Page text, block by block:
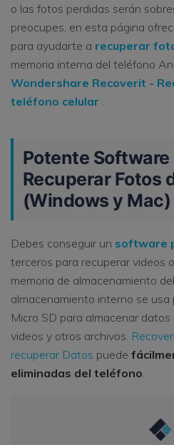
o las fotos perdidas serán
preocupes, en esta página
para ayudarte a recuperar
memoria interna del teléfono
Wondershare Recoverit -
teléfono celular
Potente Software
Recuperar Fotos
(Windows y Mac)
Debes conseguir un software
terceros para recuperar videos
memoria de almacenamiento
almacenamiento interno se
Micro SD para almacenar
videos y otros archivos.
recuperar Datos puede
eliminadas del teléfono.